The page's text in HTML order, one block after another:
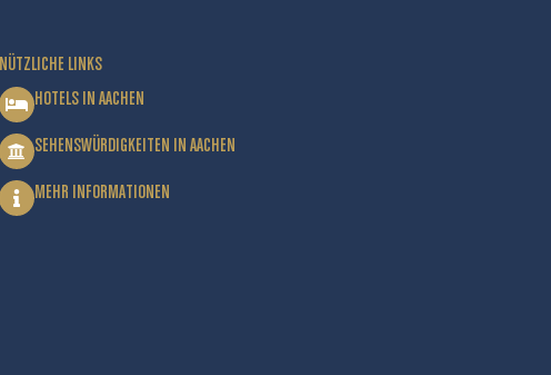
NÜTZLICHE LINKS
HOTELS IN AACHEN
SEHENSWÜRDIGKEITEN IN AACHEN
MEHR INFORMATIONEN